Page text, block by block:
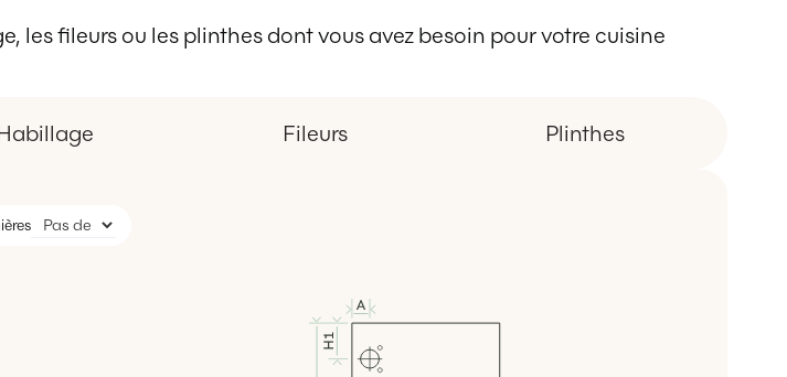
les fileurs ou les plinthes dont vous avez besoin pour votre cuisine
Fileurs Plinthes